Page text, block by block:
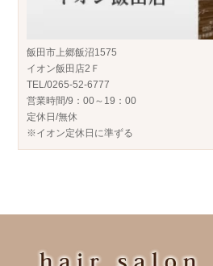
飯田市上郷飯沼1575
イオン飯田店2Ｆ
TEL/0265-52-6777
営業時間/9：00～19：00
定休日/無休
※イオン定休日に準ずる